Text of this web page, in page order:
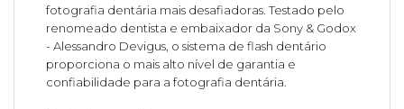
fotografia dentária mais desafiadoras. Testado pelo
renomeado dentista e embaixador da Sony & Godox
- Alessandro Devigus, o sistema de flash dentário
proporciona o mais alto nível de garantia e
confiabilidade para a fotografia dentária.